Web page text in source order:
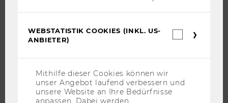
JOBS
JOBPORTAL
RESEARCH CAREER
WELCOME SERVICES
WEBSTATISTIK COOKIES (INKL. US-
ANBIETER)
Mithilfe dieser Cookies können wir
unser Angebot laufend verbessern und
unsere Website an Ihre Bedürfnisse